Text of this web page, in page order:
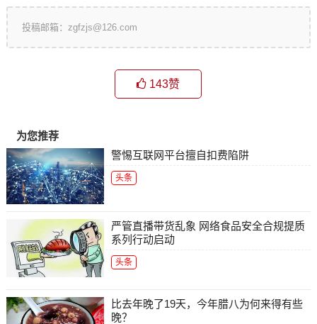
投稿邮箱：zgfzjs@126.com
143赞
为您推荐
警惕互联网平台擅自扣费陷阱
头条
严管直播带货乱象 网络食品安全合规提质
系列行动启动
头条
比去年晚了19天，今年腊八为何来得有些
晚？